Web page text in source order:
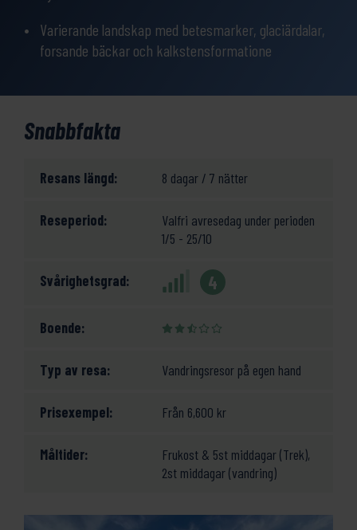
Varierande landskap med betesmarker, glaciärdalar,
forsande bäckar och kalkstensformatione
Snabbfakta
Resans längd: 8 dagar / 7 nätter
Reseperiod:
Valfri avresedag under perioden
1/5 - 25/10
Svårighetsgrad: 4
Boende:
Typ av resa: Vandringsresor på egen hand
Prisexempel: Från 6,600 kr
Måltider:
Frukost & 5st middagar (Trek),
2st middagar (vandring)